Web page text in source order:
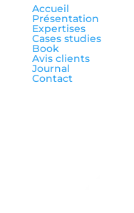
Accueil
Présentation
Expertises
Cases studies
Book
Avis clients
Journal
Contact